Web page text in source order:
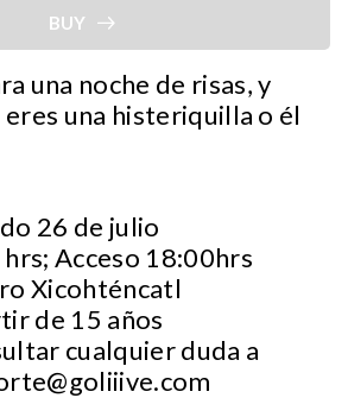
BUY
una noche de risas, y
una histeriquilla o él
26 de julio
hrs; Acceso 18:00hrs
Xicohténcatl
de 15 años
cualquier duda a